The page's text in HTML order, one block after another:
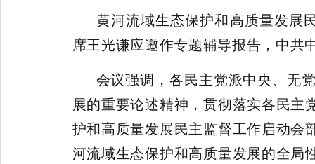
黄河流域生态保护和高质量发展
席王光谦应邀作专题辅导报告，中共
会议强调，各民主党派中央、无
展的重要论述精神，贯彻落实各民主
护和高质量发展民主监督工作启动会
河流域生态保护和高质量发展的全局